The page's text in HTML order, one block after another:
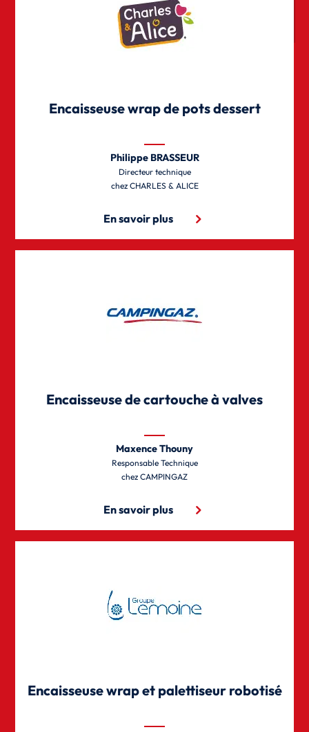
Encaisseuse wrap de pots dessert
Philippe BRASSEUR
Directeur technique
CHARLES & ALICE
En savoir plus
Encaisseuse de cartouche à valves
Maxence Thouny
Responsable Technique
CAMPINGAZ
En savoir plus
Encaisseuse wrap et palettiseur robotisé